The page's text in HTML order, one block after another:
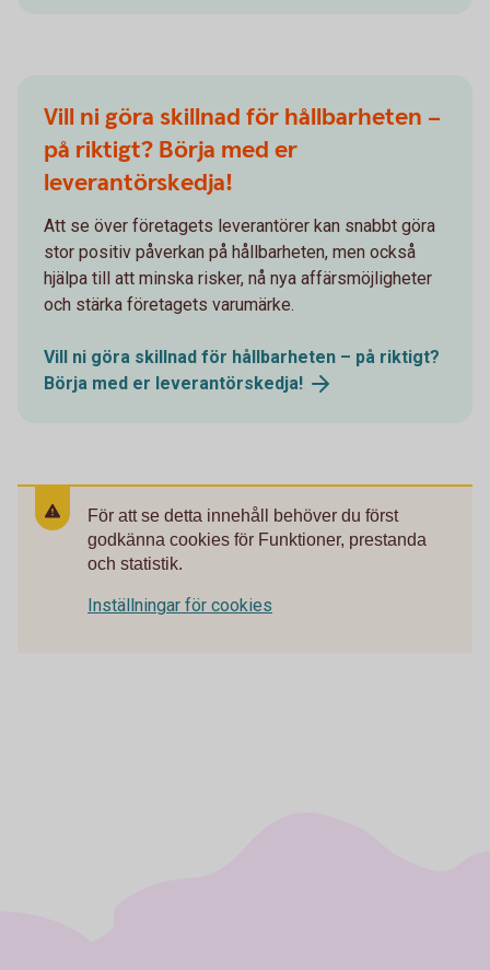
Vill ni göra skillnad för hållbarheten –
på riktigt? Börja med er
leverantörskedja!
Att se över företagets leverantörer kan snabbt göra
stor positiv påverkan på hållbarheten, men också
hjälpa till att minska risker, nå nya affärsmöjligheter
och stärka företagets varumärke.
Vill ni göra skillnad för hållbarheten – på riktigt?
Börja med er leverantörskedja!
För att se detta innehåll behöver du först
godkänna cookies för Funktioner, prestanda
och statistik.
Inställningar för cookies